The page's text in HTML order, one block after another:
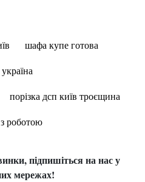
шафа купе готова
порізка дсп київ троєщина
з роботою
підпишіться на нас у
мережах!